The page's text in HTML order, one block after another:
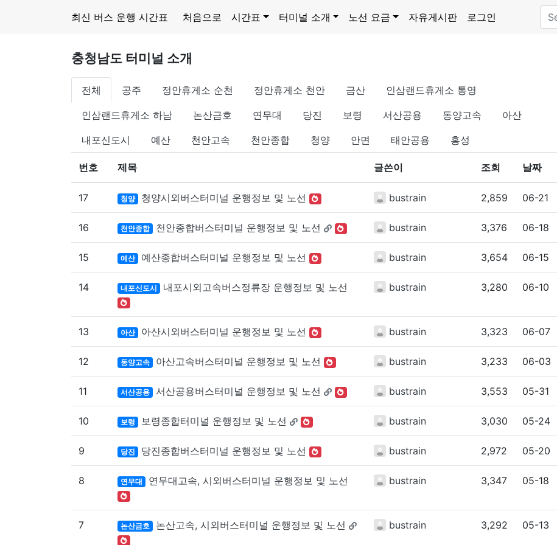
최신 버스 운행 시간표 처음으로 시간표 터미널 소개 노선 요금 자유게시판 로그인
충청남도 터미널 소개
전체 공주 정안휴게소 순천 정안휴게소 천안 금산 인삼랜드휴게소 통영
인삼랜드휴게소 하남 논산금호 연무대 당진 보령 서산공용 동양고속 아산
내포신도시 예산 천안고속 천안종합 청양 안면 태안공용 홍성
번호 제목 글쓴이 조회 날짜
17 청양 청양시외버스터미널 운행정보 및 노선 bustrain 2,859 06-21
16 천안종합 천안종합버스터미널 운행정보 및 노선 bustrain 3,376 06-18
15 예산 예산종합버스터미널 운행정보 및 노선 bustrain 3,654 06-15
14 내포신도시 내포시외고속버스정류장 운행정보 및 노선 bustrain 3,280 06-10
13 아산 아산시외버스터미널 운행정보 및 노선 bustrain 3,323 06-07
12 동양고속 아산고속버스터미널 운행정보 및 노선 bustrain 3,233 06-03
11 서산공용 서산공용버스터미널 운행정보 및 노선 bustrain 3,553 05-31
10 보령 보령종합터미널 운행정보 및 노선 bustrain 3,030 05-24
9 당진 당진종합버스터미널 운행정보 및 노선 bustrain 2,972 05-20
8 연무대 연무대고속, 시외버스터미널 운행정보 및 노선 bustrain 3,347 05-18
7 논산금호 논산고속, 시외버스터미널 운행정보 및 노선 bustrain 3,292 05-13